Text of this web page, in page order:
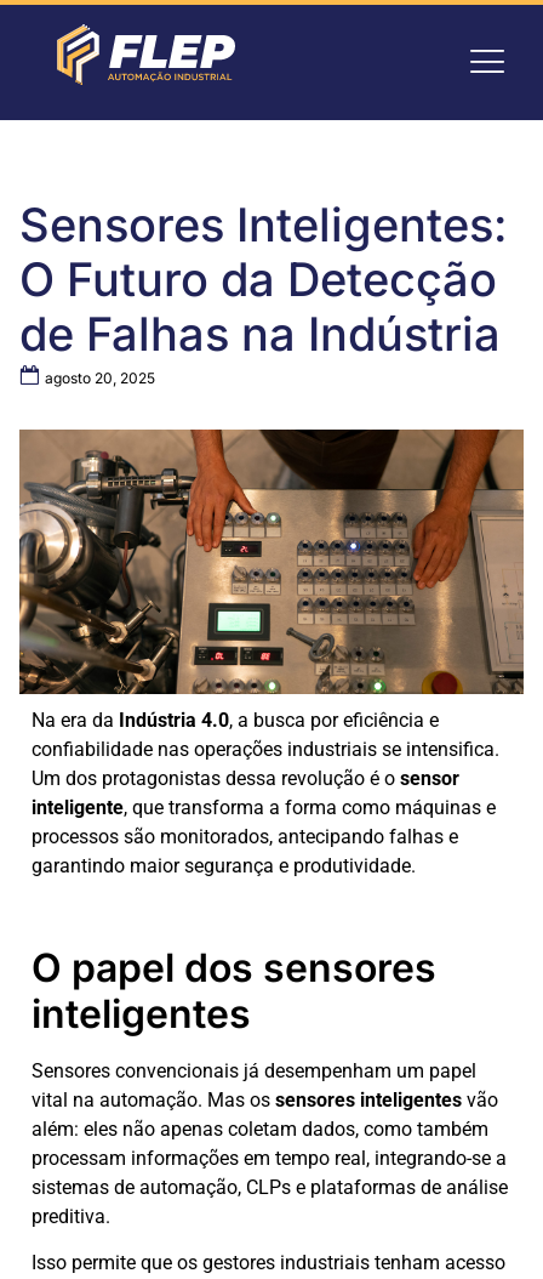
Sensores Inteligentes:
O Futuro da Detecção
de Falhas na Indústria
agosto 20, 2025
Na era da Indústria 4.0, a busca por eficiência e
confiabilidade nas operações industriais se intensifica.
Um dos protagonistas dessa revolução é o sensor
inteligente, que transforma a forma como máquinas e
processos são monitorados, antecipando falhas e
garantindo maior segurança e produtividade.
O papel dos sensores
inteligentes
Sensores convencionais já desempenham um papel
vital na automação. Mas os sensores inteligentes vão
além: eles não apenas coletam dados, como também
processam informações em tempo real, integrando-se a
sistemas de automação, CLPs e plataformas de análise
preditiva.
Isso permite que os gestores industriais tenham acesso